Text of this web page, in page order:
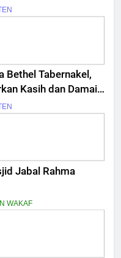
Bethel Tabernakel,
Kasih dan Damai
Jabal Rahma
WAKAF